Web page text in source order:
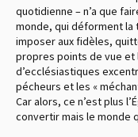
quotidienne – n’a que
monde, qui déforment
imposer aux fidèles,
propres points de vue et
d’ecclésiastiques
pécheurs et les «
Car alors, ce n’est plus
convertir mais le monde